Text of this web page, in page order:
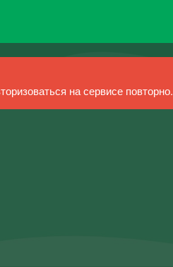
на сервисе повторно.